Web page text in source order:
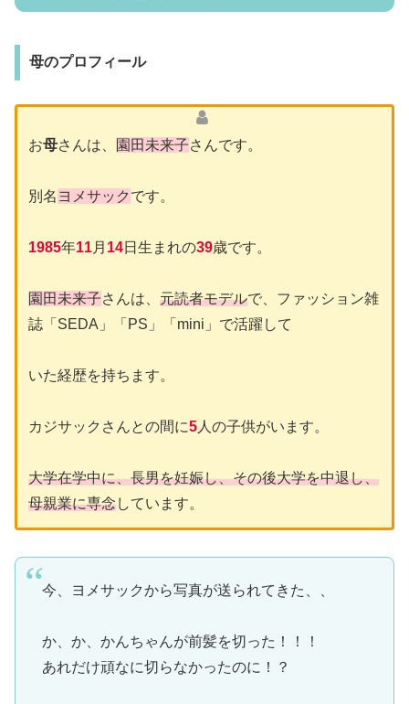
母のプロフィール
お母さんは、 園田未来子さんです。
別名 ヨメサック です。
1985年11月 14日生まれの39歳です。
園田未来子さんは、 元読者モデルで、ファッション雑
誌「SEDA」「PS」「mini」で活躍して
いた経歴を持ちます。
カジサックさんとの間に5 人の子供がいます。
大学在学中に、長男を妊娠し、その後大学を中退し、
母親業に専念しています。
今、ヨメサックから写真が送られてきた、、
か、か、かんちゃんが前髪を切った！！！
あれだけ頑なに切らなかったのに！？